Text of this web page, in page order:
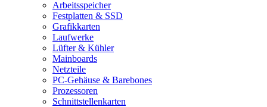
Arbeitsspeicher
Festplatten & SSD
Grafikkarten
Laufwerke
Lüfter & Kühler
Mainboards
Netzteile
PC-Gehäuse & Barebones
Prozessoren
Schnittstellenkarten